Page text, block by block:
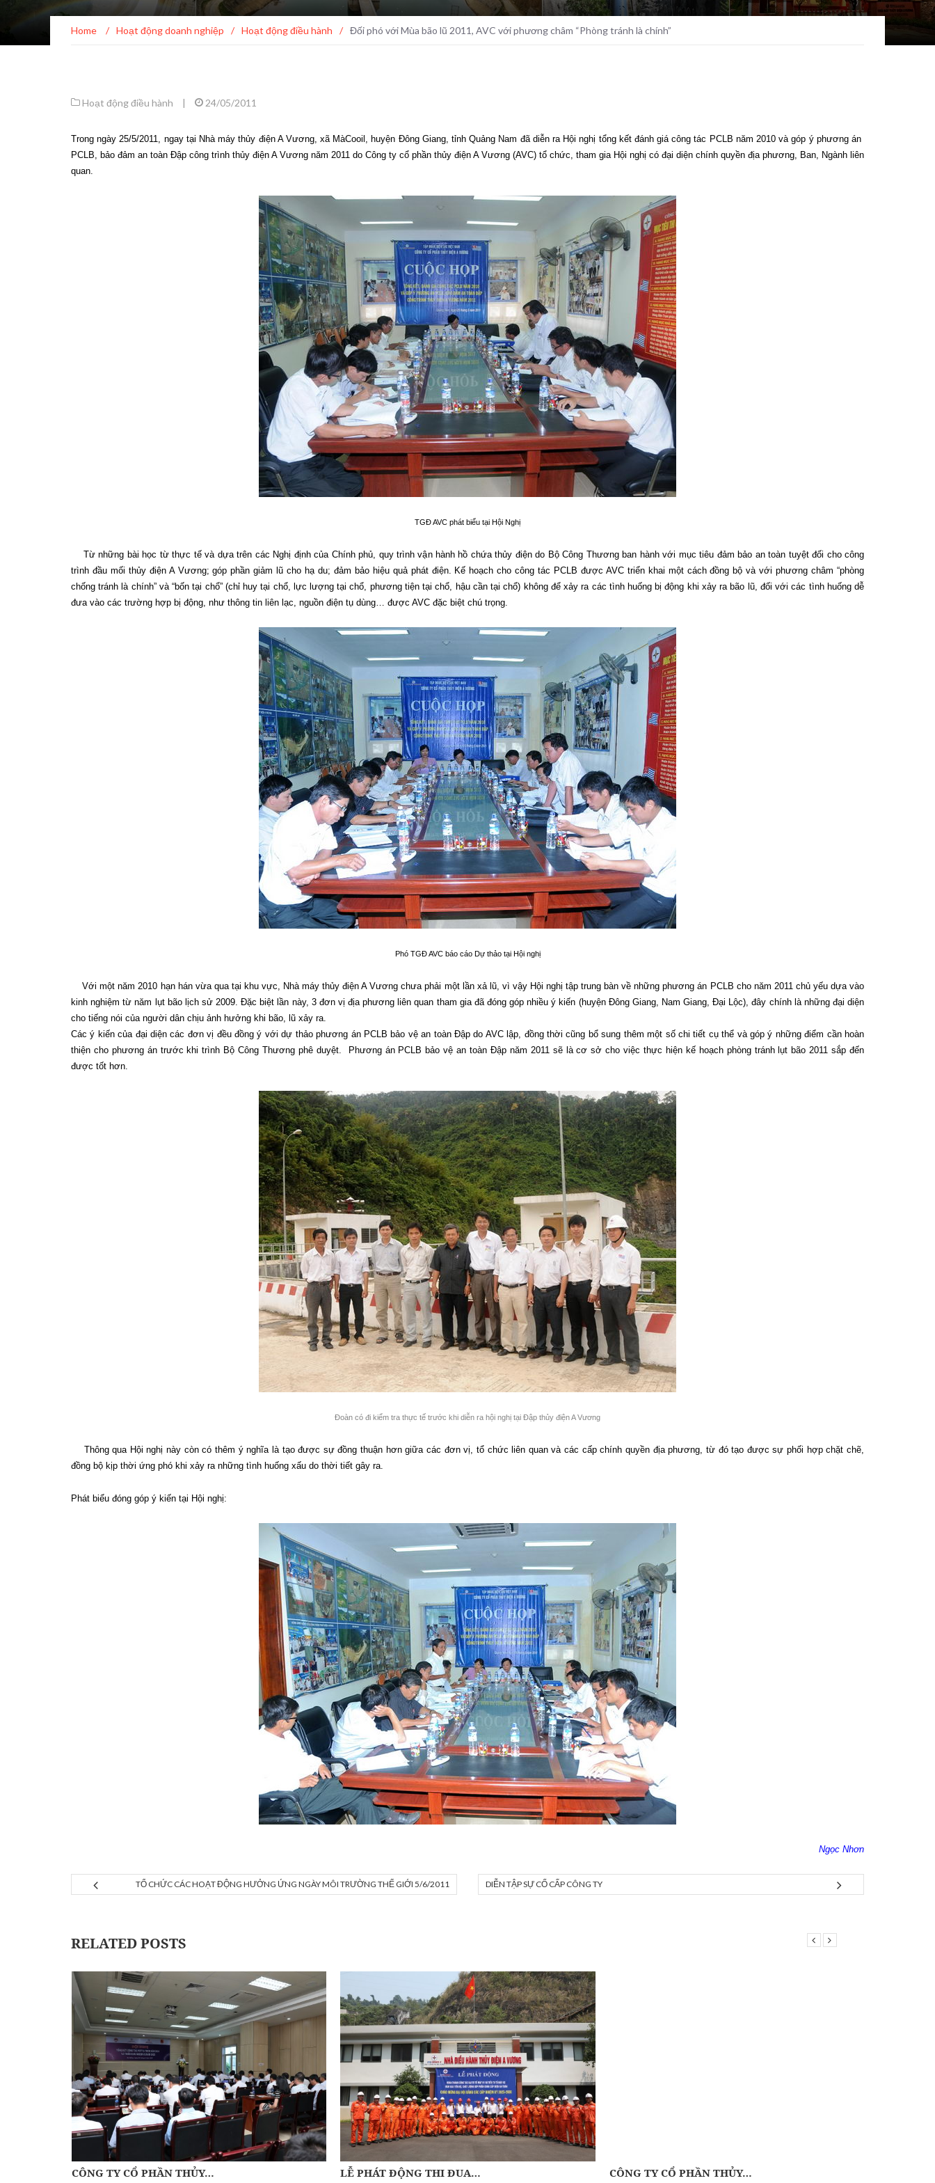
Home / Hoạt động doanh nghiệp / Hoạt động điều hành / Đối phó với Mùa bão lũ 2011, AVC với phương châm “Phòng tránh là chính”
Hoạt động điều hành | 24/05/2011
Trong ngày 25/5/2011, ngay tại Nhà máy thủy điện A Vương, xã MàCooil, huyện Đông Giang, tỉnh Quảng Nam đã diễn ra Hội nghị tổng kết đánh giá công tác PCLB năm 2010 và góp ý phương án
PCLB, bảo đảm an toàn Đập công trình thủy điện A Vương năm 2011 do Công ty cổ phần thủy điện A Vương (AVC) tổ chức, tham gia Hội nghị có đại diện chính quyền địa phương, Ban, Ngành liên
quan.
TGĐ AVC phát biểu tại Hội Nghị
Từ những bài học từ thực tế và dựa trên các Nghị định của Chính phủ, quy trình vận hành hồ chứa thủy điện do Bộ Công Thương ban hành với mục tiêu đảm bảo an toàn tuyệt đối cho công
trình đầu mối thủy điện A Vương; góp phần giảm lũ cho hạ du; đảm bảo hiệu quả phát điện. Kế hoạch cho công tác PCLB được AVC triển khai một cách đồng bộ và với phương châm “phòng
chống tránh là chính” và “bốn tại chổ” (chỉ huy tại chổ, lực lượng tại chổ, phương tiện tại chổ, hậu cần tại chổ) không để xảy ra các tình huống bị động khi xảy ra bão lũ, đối với các tình huống dễ
đưa vào các trường hợp bị động, như thông tin liên lạc, nguồn điện tụ dùng… được AVC đặc biệt chú trọng.
Phó TGĐ AVC báo cáo Dự thảo tại Hội nghị
Với một năm 2010 hạn hán vừa qua tại khu vực, Nhà máy thủy điện A Vương chưa phải một lần xả lũ, vì vậy Hội nghị tập trung bàn về những phương án PCLB cho năm 2011 chủ yếu dựa vào
kinh nghiệm từ năm lụt bão lịch sử 2009. Đặc biệt lần này, 3 đơn vị địa phương liên quan tham gia đã đóng góp nhiều ý kiến (huyện Đông Giang, Nam Giang, Đại Lộc), đây chính là những đại diện
cho tiếng nói của người dân chịu ảnh hưởng khi bão, lũ xảy ra.
Các ý kiến của đại diện các đơn vị đều đồng ý với dự thảo phương án PCLB bảo vệ an toàn Đập do AVC lập, đồng thời cũng bổ sung thêm một số chi tiết cụ thể và góp ý những điểm cần hoàn
thiện cho phương án trước khi trình Bộ Công Thương phê duyệt. Phương án PCLB bảo vệ an toàn Đập năm 2011 sẽ là cơ sở cho việc thực hiện kế hoạch phòng tránh lụt bão 2011 sắp đến
được tốt hơn.
Đoàn có đi kiểm tra thực tế trước khi diễn ra hội nghị tại Đập thủy điện A Vương
Thông qua Hội nghị này còn có thêm ý nghĩa là tạo được sự đồng thuận hơn giữa các đơn vị, tổ chức liên quan và các cấp chính quyền địa phương, từ đó tạo được sự phối hợp chặt chẽ,
đồng bộ kịp thời ứng phó khi xảy ra những tình huống xấu do thời tiết gây ra.
Phát biểu đóng góp ý kiến tại Hội nghị:
Ngọc Nhơn
TỔ CHỨC CÁC HOẠT ĐỘNG HƯỞNG ỨNG NGÀY MÔI TRƯỜNG THẾ GIỚI 5/6/2011 DIỄN TẬP SỰ CỐ CẤP CÔNG TY
RELATED POSTS
CÔNG TY CỔ PHẦN THỦY… LỄ PHÁT ĐỘNG THI ĐUA… CÔNG TY CỔ PHẦN THỦY…